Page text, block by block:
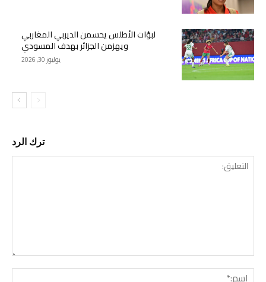
لبؤات الأطلس يحسمن الديربي المغاربي
ويهزمن الجزائر بهدف المسودي
يوليوز 30, 2026
ترك الرد